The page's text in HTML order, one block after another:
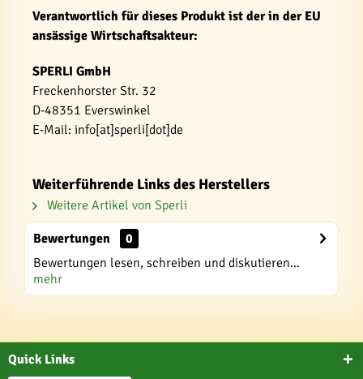
Verantwortlich für dieses Produkt ist der in der EU
ansässige Wirtschaftsakteur:
SPERLI GmbH
Freckenhorster Str. 32
D-48351 Everswinkel
E-Mail: info[at]sperli[dot]de
Weiterführende Links des Herstellers
Weitere Artikel von Sperli
Bewertungen
0
Bewertungen lesen, schreiben und diskutieren...
mehr
Quick Links